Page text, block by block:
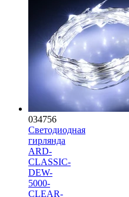
034756
Светодиодная
гирлянда
ARD-
CLASSIC-
DEW-
5000-
CLEAR-